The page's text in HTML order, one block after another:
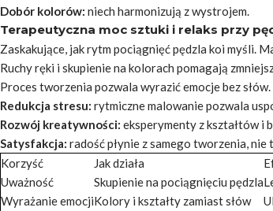
Dobór kolorów: niech harmonizują z wystrojem.
Terapeutyczna moc sztuki i relaks przy
Zaskakujące, jak rytm pociągnięć pędzla koi myśli.
Ruchy ręki i skupienie na kolorach pomagają
Proces tworzenia pozwala wyrazić emocje bez
Redukcja stresu: rytmiczne malowanie pozwala
Rozwój kreatywności: eksperymenty z kształtów i
Satysfakcja: radość płynie z samego tworzenia,
Korzyść
Jak działa
Uważność
Skupienie na pociągnięciu pędzla
Wyrażanie emocjiKolory i kształty zamiast słów